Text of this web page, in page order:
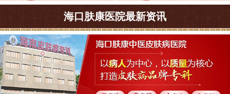
海口肤康医院最新资讯